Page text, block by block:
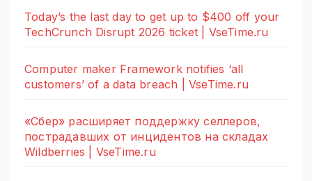
Today’s the last day to get up to $400 off your
TechCrunch Disrupt 2026 ticket | VseTime.ru
Computer maker Framework notifies ‘all
customers’ of a data breach | VseTime.ru
«Сбер» расширяет поддержку селлеров,
пострадавших от инцидентов на складах
Wildberries | VseTime.ru